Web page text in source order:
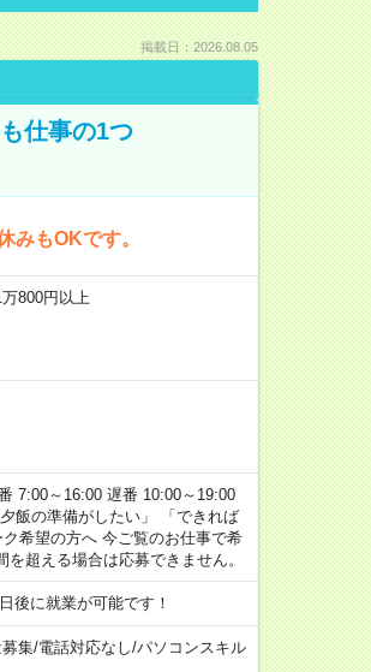
掲載日：2026.08.05
仕事の1つ
もOKです。
800円以上
7:00～16:00 遅番 10:00～19:00
飯の準備がしたい」 「できれば
希望の方へ 今ご覧のお仕事で希
超える場合は応募できません。
後に就業が可能です！
集/電話対応なし/パソコンスキル